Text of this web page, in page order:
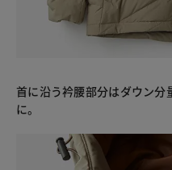
首に沿う衿腰部分はダウン分
に。